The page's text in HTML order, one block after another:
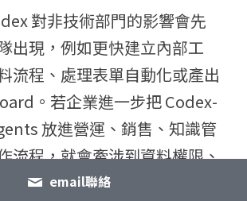
對非技術部門的影響會先
出現，例如更快建立內部工
流程、處理表單自動化或產出
。若企業進一步把 Codex-
放進營運、銷售、知識管
流程，就會牽涉到資料權限、
門責任設計。非技術部門真正
email聯絡